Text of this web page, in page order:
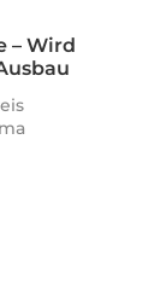
– Wird